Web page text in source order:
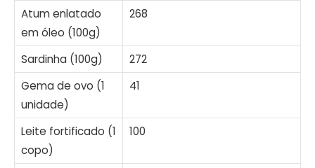
Atum enlatado
em óleo (100g)
268
Sardinha (100g)
272
Gema de ovo (1
unidade)
41
Leite fortificado (1
copo)
100